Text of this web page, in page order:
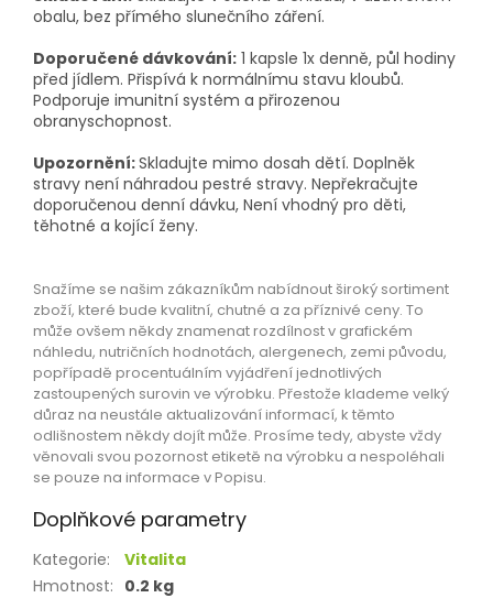
obalu, bez přímého slunečního záření.
Doporučené dávkování: 1 kapsle 1x denně, půl hodiny
před jídlem. Přispívá k normálnímu stavu kloubů.
Podporuje imunitní systém a přirozenou
obranyschopnost.
Upozornění:Skladujte mimo dosah dětí. Doplněk
stravy není náhradou pestré stravy. Nepřekračujte
doporučenou denní dávku, Není vhodný pro děti,
těhotné a kojící ženy.
Snažíme se našim zákazníkům nabídnout široký sortiment
zboží, které bude kvalitní, chutné a za příznivé ceny. To
může ovšem někdy znamenat rozdílnost v grafickém
náhledu, nutričních hodnotách, alergenech, zemi původu,
popřípadě procentuálním vyjádření jednotlivých
zastoupených surovin ve výrobku. Přestože klademe velký
důraz na neustále aktualizování informací, k těmto
odlišnostem někdy dojít může. Prosíme tedy, abyste vždy
věnovali svou pozornost etiketě na výrobku a nespoléhali
se pouze na informace v Popisu.
Doplňkové parametry
Kategorie:
Vitalita
Hmotnost: 0.2 kg